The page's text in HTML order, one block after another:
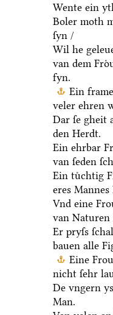
Wente ein
Boler moth
ſyn /
Wil he
van dem
fyn.
Ein
veler ehren
Dar ſe gheit
den Herdt.
Ein ehrbar
van ſeden
Ein tuͤchtig
eres Mannes
Vnd eine
van Naturen
Er pryſs
bauen alle
Eine
nicht ſehr
De vngern
Man.